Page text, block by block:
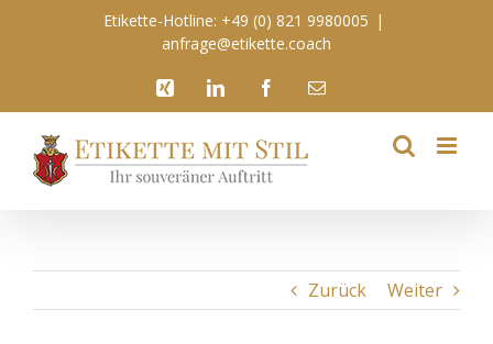
Etikette-Hotline: +49 (0) 821 9980005 |
anfrage@etikette.coach
Xing LinkedIn Facebook
E-
Zurück Weiter